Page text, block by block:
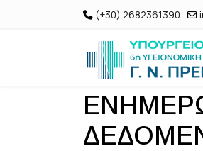
(+30) 2682361390